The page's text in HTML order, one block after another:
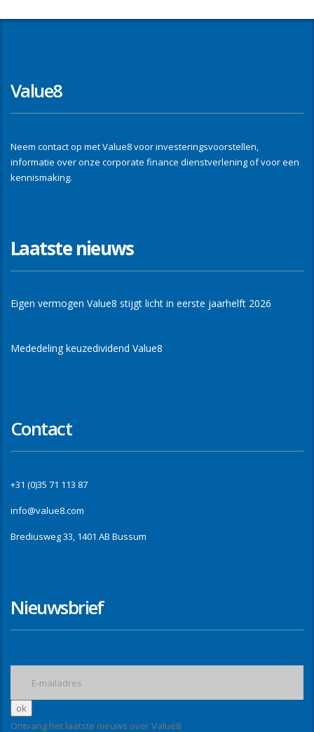
Value8
Neem contact op met Value8 voor investeringsvoorstellen,
informatie over onze corporate finance dienstverlening of voor een
kennismaking.
Laatste nieuws
Eigen vermogen Value8 stijgt licht in eerste jaarhelft 2026
Mededeling keuzedividend Value8
Contact
+31 (0)35 71 113 87
info@value8.com
Brediusweg 33, 1401 AB Bussum
Nieuwsbrief
Ontvang het laatste nieuws over Value8